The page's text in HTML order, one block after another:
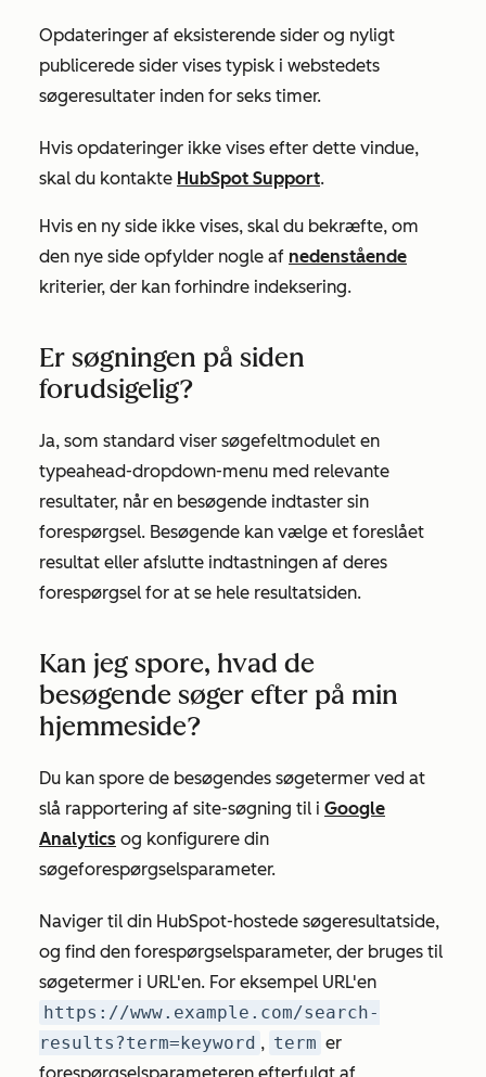
Opdateringer af eksisterende sider og nyligt
publicerede sider vises typisk i webstedets
søgeresultater inden for seks timer.
Hvis opdateringer ikke vises efter dette vindue,
skal du kontakte HubSpot Support.
Hvis en ny side ikke vises, skal du bekræfte, om
den nye side opfylder nogle af nedenstående
kriterier, der kan forhindre indeksering.
Er søgningen på siden
forudsigelig?
Ja, som standard viser søgefeltmodulet en
typeahead-dropdown-menu med relevante
resultater, når en besøgende indtaster sin
forespørgsel. Besøgende kan vælge et foreslået
resultat eller afslutte indtastningen af deres
forespørgsel for at se hele resultatsiden.
Kan jeg spore, hvad de
besøgende søger efter på min
hjemmeside?
Du kan spore de besøgendes søgetermer ved at
slå rapportering af site-søgning til i Google
Analytics og konfigurere din
søgeforespørgselsparameter.
Naviger til din HubSpot-hostede søgeresultatside,
og find den forespørgselsparameter, der bruges til
søgetermer i URL'en. For eksempel URL'en
https://www.example.com/search-
results?term=keyword , term er